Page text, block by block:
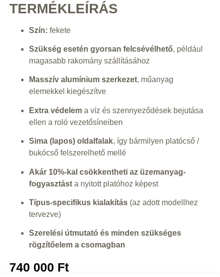
TERMÉKLEÍRÁS
Szín: fekete
Szükség esetén gyorsan felcsévélhető, például
magasabb rakomány szállításához
Masszív alumínium szerkezet, műanyag
elemekkel kiegészítve
Extra védelema víz és szennyeződések bejutása
ellen a roló vezetősíneiben
Sima (lapos) oldalfalak, így bármilyen platócső /
bukócső felszerelhető mellé
Akár 10%-kal csökkentheti az üzemanyag-
fogyasztásta nyitott platóhoz képest
Típus-specifikus kialakítás(az adott modellhez
tervezve)
Szerelési útmutató és minden szükséges
rögzítőelem a csomagban
740 000 Ft